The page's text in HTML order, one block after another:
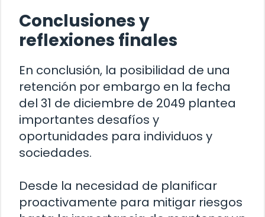
Conclusiones y
reflexiones finales
En conclusión, la posibilidad de una
retención por embargo en la fecha
del 31 de diciembre de 2049 plantea
importantes desafíos y
oportunidades para individuos y
sociedades.
Desde la necesidad de planificar
proactivamente para mitigar riesgos